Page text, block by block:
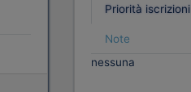
Priorità iscrizioni
Note
nessuna